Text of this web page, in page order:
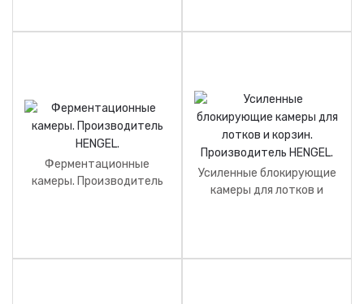
Ферментационные
камеры. Производитель
Усиленные блокирующие
камеры для лотков и